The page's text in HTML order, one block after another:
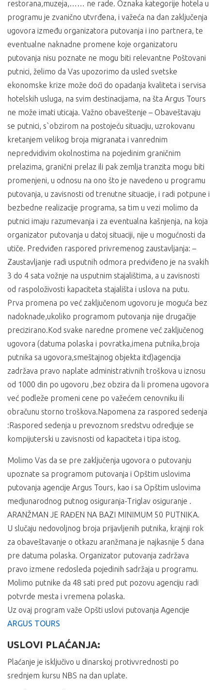
restorana,muzeja,…… ne rade. Oznaka kategorije hotela u
programu je zvanično utvrđena, i važeća na dan zaključenja
ugovora između organizatora putovanja i ino partnera, te
eventualne naknadne promene koje organizatoru
putovanja nisu poznate ne mogu biti relevantne Poštovani
putnici, želimo da Vas upozorimo da usled svetske
ekonomske krize može doći do opadanja kvaliteta i servisa
hotelskih usluga, na svim destinacijama, na šta Argus Tours
ne može imati uticaja. Važno obaveštenje – Obaveštavaju
se putnici, s`obzirom na postojeću situaciju, uzrokovanu
kretanjem velikog broja migranata i vanrednim
nepredvidivim okolnostima na pojedinim graničnim
prelazima, granični prelaz ili pak zemlja tranzita mogu biti
promenjeni, u odnosu na ono što je navedeno u programu
putovanja, u zavisnosti od trenutne situacije, i radi potpune i
bezbedne realizacije programa, sa tim u vezi molimo da
putnici imaju razumevanja i za eventualna kašnjenja, na koja
organizator putovanja u datoj situaciji, nije u mogućnosti da
utiče. Predviđen raspored privremenog zaustavljanja: –
Zaustavljanje radi usputnih odmora predviđeno je na svakih
3 do 4 sata vožnje na usputnim stajalištima, a u zavisnosti
od raspoloživosti kapaciteta stajališta i uslova na putu.
Prva promena po već zaključenom ugovoru je moguća bez
nadoknade,ukoliko programom putovanja nije drugačije
precizirano.Kod svake naredne promene već zaključenog
ugovora (datuma polaska i povratka,imena putnika,broja
putnika sa ugovora,smeštajnog objekta itd)agencija
zadržava pravo naplate administrativnih troškova u iznosu
od 1000 din po ugovoru ,bez obzira da li promena ugovora
već podleže promeni cene po važećem cenovniku ili
obračunu storno troškova.Napomena za raspored sedenja
:Raspored sedenja u prevoznom sredstvu odredjuje se
kompijuterski u zavisnosti od kapaciteta i tipa istog.
Molimo Vas da se pre zaključenja ugovora o putovanju
upoznate sa programom putovanja i Opštim uslovima
putovanja agencije Argus Tours, kao i sa Opštim uslovima
medjunarodnog putnog osiguranja-Triglav osiguranje .
ARANŽMAN JE RAĐEN NA BAZI MINIMUM 50 PUTNIKA.
U slučaju nedovoljnog broja prijavljenih putnika, krajnji rok
za obaveštavanje o otkazu aranžmana je najkasnije 5 dana
pre datuma polaska. Organizator putovanja zadržava
pravo izmene redosleda pojedinih sadržaja u programu.
Molimo putnike da 48 sati pred put pozovu agenciju radi
potvrde mesta i vremena polaska.
Uz ovaj program važe Opšti uslovi putovanja Agencije
ARGUS TOURS
USLOVI PLAĆANJA:
Plaćanje je isključivo u dinarskoj protivvrednosti po
srednjem kursu NBS na dan uplate.